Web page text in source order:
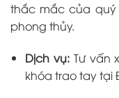
thắc mắc của quý
phong thủy.
Dịch vụ:Tư vấn
khóa trao tay tại